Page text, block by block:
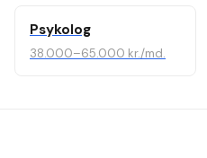
Psykolog
38.000–65.000 kr./md.